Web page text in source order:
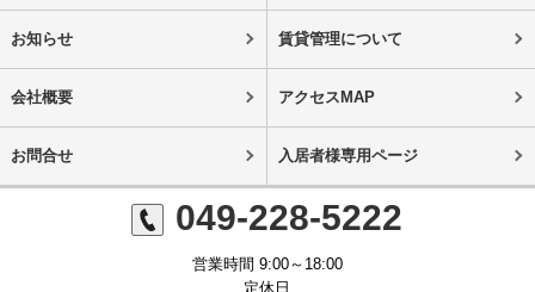
お知らせ 賃貸管理について
会社概要 アクセスMAP
お問合せ 入居者様専用ページ
049-228-5222
営業時間 9:00～18:00
定休日